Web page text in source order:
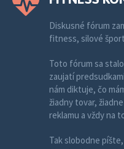
Diskusné fórum
fitness, silové
Toto fórum sa
zaujatí
nám diktuje, čo
žiadny tovar,
reklamu a vždy na
Tak slobodne